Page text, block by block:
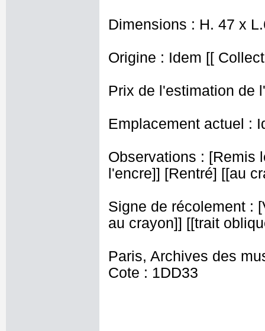
Dimensions : H. 47 x
Origine : Idem [[
Prix de l'estimation de
Emplacement actuel :
Observations : [Remis
l'encre]] [Rentré] [[au
Signe de récolement :
au crayon]] [[trait
Paris, Archives des
Cote : 1DD33